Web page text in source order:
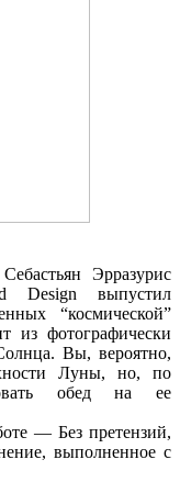
Эрразурис
Design выпустил
“космической”
из фотографически
Вы, вероятно,
Луны, но, по
обед на ее
— Без претензий,
выполненное с